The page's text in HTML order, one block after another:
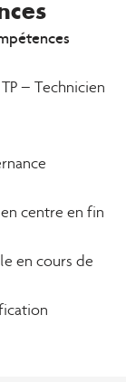
– Technicien
centre en fin
en cours de